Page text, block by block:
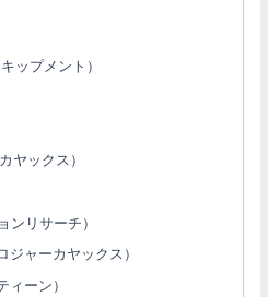
ップメント）
ヤックス）
ンリサーチ）
ジャーカヤックス）
ィーン）